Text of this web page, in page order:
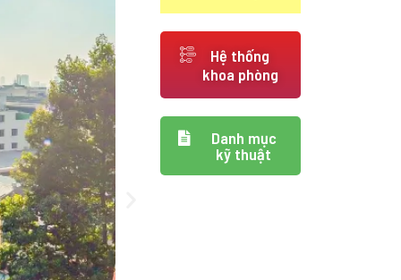
Hệ thống
khoa phòng
Danh mục
kỹ thuật